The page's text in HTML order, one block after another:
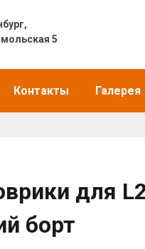
5
Контакты Галерея
для
борт